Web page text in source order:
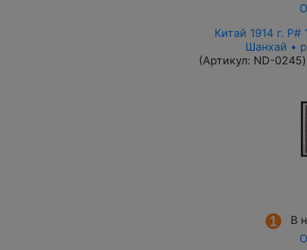
Китай 1914 г.
Шанхай •
(Артикул: ND-0245)
В